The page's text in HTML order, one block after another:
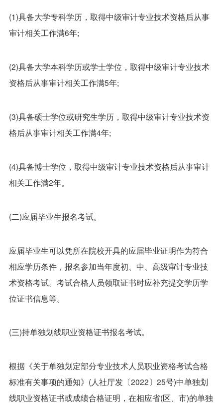
(1)具备大学专科学历，取得中级审计专业技术资格后从事
审计相关工作满6年;
(2)具备大学本科学历或学士学位，取得中级审计专业技术
资格后从事审计相关工作满5年;
(3)具备硕士学位或研究生学历，取得中级审计专业技术资
格后从事审计相关工作满4年;
(4)具备博士学位，取得中级审计专业技术资格后从事审计
相关工作满2年。
(二)应届毕业生报名考试。
应届毕业生可以凭所在院校开具的应届毕业证明作为符合
相应学历条件，报名参加当年度初、中、高级审计专业技
术资格考试。考试合格人员领取证书时应补充提交学历学
位证书信息等。
(三)持单独划线职业资格证书报名考试。
根据《关于单独划定部分专业技术人员职业资格考试合格
标准有关事项的通知》(人社厅发〔2022〕25号)中单独划
线职业资格证书或成绩合格证明，在相应省(区、市)的单独